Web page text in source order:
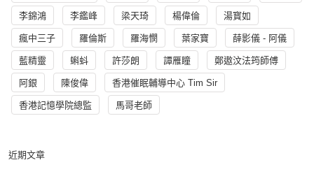
李錦鴻 李鑑峰 梁天琦 楊偉倫 湯寳如
瘋中三子 羅倫斯 羅海憫 葉家寶 薛影儀 - 阿儀
藍精靈 蝌蚪 許莎朗 譚雁瞳 鄭遨汶法筠師傅
阿銀 陳俊偉 香港催眠輔導中心 Tim Sir
香港記憶學院總監 馬哥老師
近期文章